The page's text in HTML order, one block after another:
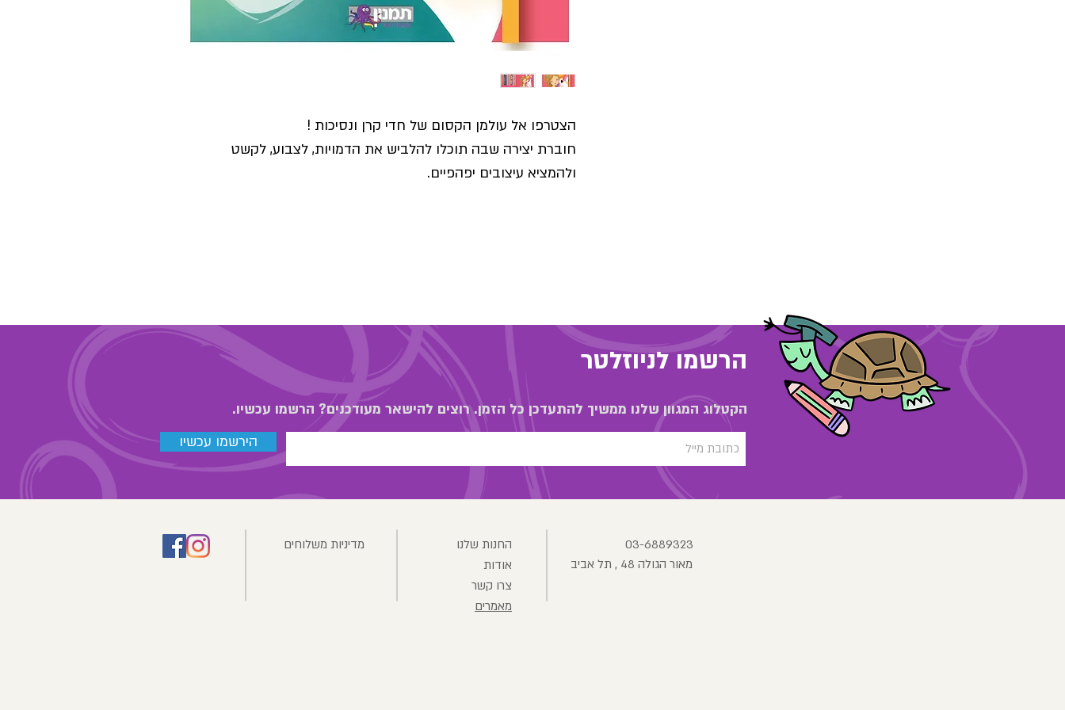
הצטרפו אל עולמן הקסום של חדי קרן ונסיכות !
חוברת יצירה שבה תוכלו להלביש את הדמויות, לצבוע, לקשט
ולהמציא עיצובים יפהפיים.
הרשמו לניוזלטר
הירשמו עכשיו
הקטלוג המגוון שלנו ממשיך להתעדכן כל הזמן. רוצים להישאר מעודכנים? הרשמו עכשיו.
מדיניות משלוחים
החנות שלנו
אודות
צרו קשר
מאמרים
מאור הגולה 48 , תל אביב
03-6889323